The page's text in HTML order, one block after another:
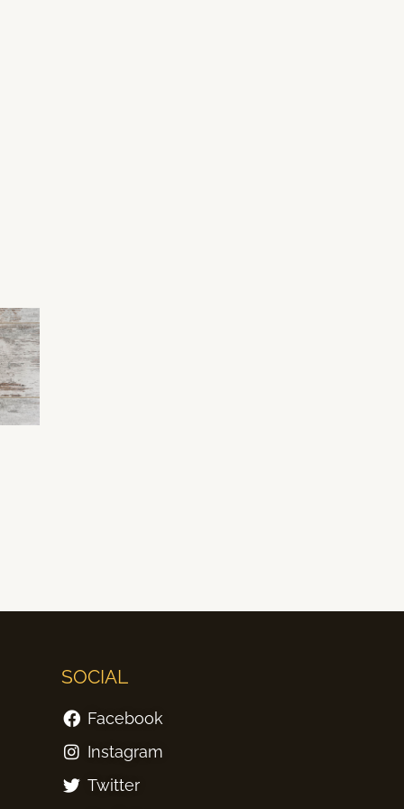
SOCIAL
Facebook
Instagram
Twitter